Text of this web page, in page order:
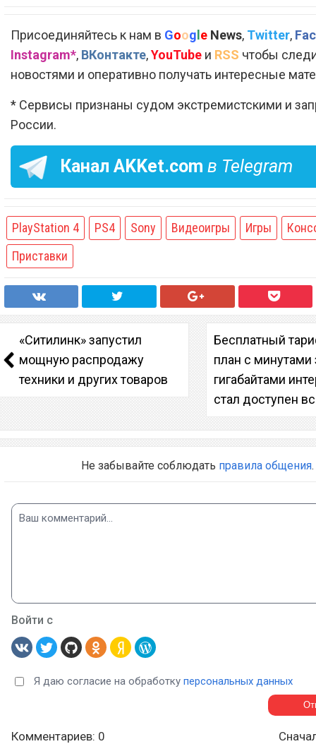
Присоединяйтесь к нам в Google News, Twitter,
Instagram*, ВКонтакте,YouTube и RSS чтобы
новостями и оперативно получать интересные
* Сервисы признаны судом экстремистскими и
России.
Канал AKKet.com в Telegram
PlayStation 4 PS4 Sony Видеоигры Игры
Приставки
«Ситилинк» запустил
мощную распродажу
техники и других товаров
Бесплатный
план с минутами
гигабайтами
стал доступен
Не забывайте соблюдать правила общения.
Войти с
Я даю согласие на обработку персональных данных
Комментариев: 0